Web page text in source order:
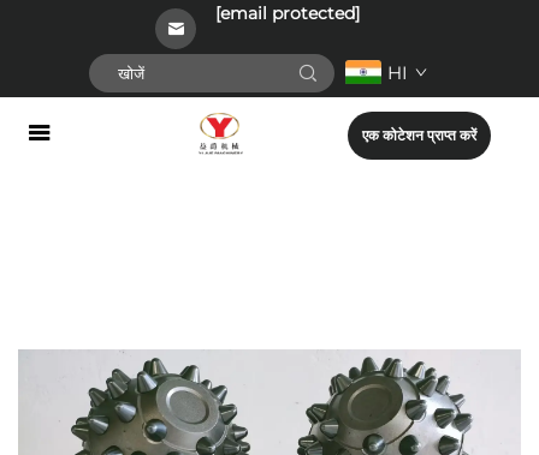
[email protected]
HI
एक कोटेशन प्राप्त करें